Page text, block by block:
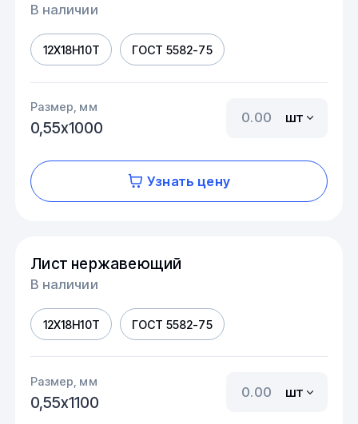
В наличии
12Х18Н10Т ГОСТ 5582-75
Размер, мм
0,55х1000
шт
Узнать цену
Лист нержавеющий
В наличии
12Х18Н10Т ГОСТ 5582-75
Размер, мм
0,55х1100
шт